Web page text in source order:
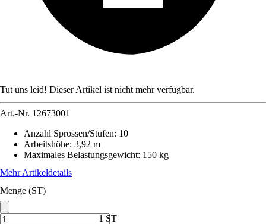
Tut uns leid! Dieser Artikel ist nicht mehr verfügbar.
Art.-Nr. 12673001
Anzahl Sprossen/Stufen: 10
Arbeitshöhe: 3,92 m
Maximales Belastungsgewicht: 150 kg
Mehr Artikeldetails
Menge (ST)
1 ST